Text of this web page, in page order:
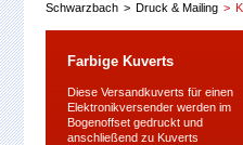
Schwarzbach Druck & Mailing
Farbige Kuverts
Diese Versandkuverts für einen
Elektronikversender werden im
Bogenoffset gedruckt und
anschließend zu Kuverts